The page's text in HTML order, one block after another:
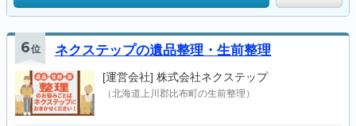
6位 ネクステップの遺品整理・生前整理
[運営会社] 株式会社ネクステップ
（北海道上川郡比布町の生前整理）